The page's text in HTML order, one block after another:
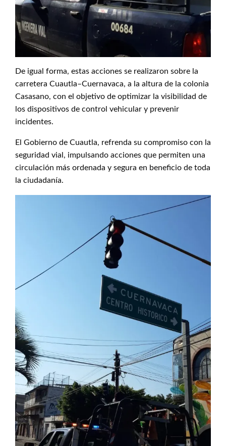
De igual forma, estas acciones se realizaron sobre la
carretera Cuautla–Cuernavaca, a la altura de la colonia
Casasano, con el objetivo de optimizar la visibilidad de
los dispositivos de control vehicular y prevenir
incidentes.
El Gobierno de Cuautla, refrenda su compromiso con la
seguridad vial, impulsando acciones que permiten una
circulación más ordenada y segura en beneficio de toda
la ciudadanía.